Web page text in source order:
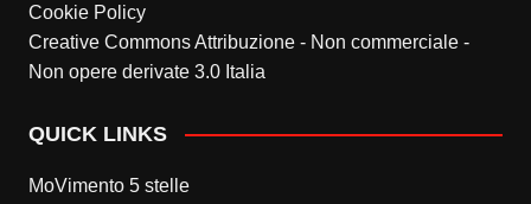
Cookie Policy
Creative Commons Attribuzione - Non commerciale -
Non opere derivate 3.0 Italia
QUICK LINKS
MoVimento 5 stelle